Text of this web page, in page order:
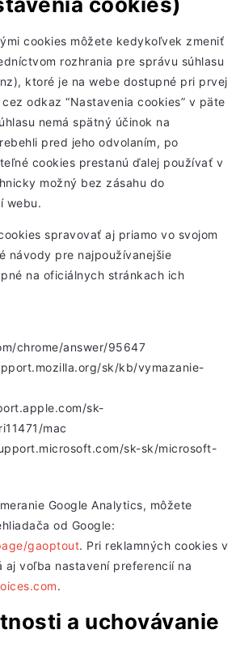
cookies môžete kedykoľvek zmeniť
rozhrania pre správu súhlasu
ktoré je na webe dostupné pri prvej
odkaz “Nastavenia cookies” v päte
nemá spätný účinok na
pred jeho odvolaním, po
cookies prestanú ďalej používať v
možný bez zásahu do
webu.
spravovať aj priamo vo svojom
návody pre najpoužívanejšie
na oficiálnych stránkach ich
chrome/answer/95647
sk/kb/vymazanie-
sk-
mac
sk-sk/microsoft-
Google Analytics, môžete
od Google:
gaoptout. Pri reklamných cookies v
aj voľba nastavení preferencií na
.
a uchovávanie